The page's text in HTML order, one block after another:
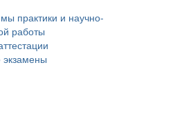
практики и научно-
работы
экзамены